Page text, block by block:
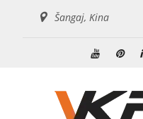
Šangaj, Kina